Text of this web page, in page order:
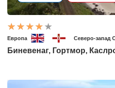
Европа Северо-запад
Биневенаг, Гортмор,